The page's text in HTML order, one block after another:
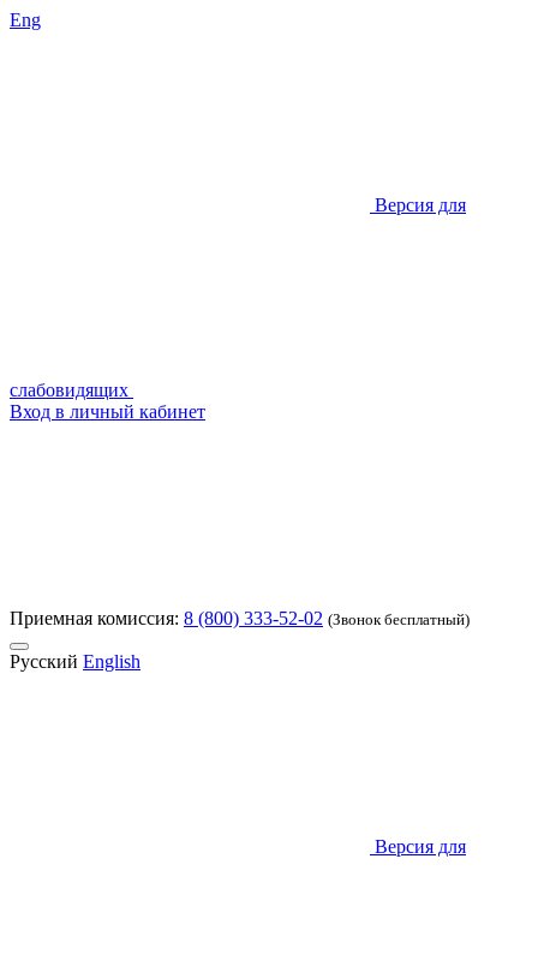
Eng
Версия для
слабовидящих
Вход в личный кабинет
Приемная комиссия: 8 (800) 333-52-02 (Звонок бесплатный)
Русский English
Версия для